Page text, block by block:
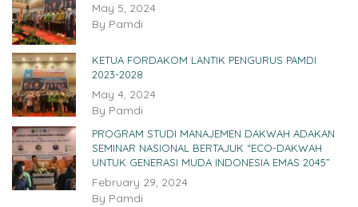
May 5, 2024
By Pamdi
KETUA FORDAKOM LANTIK PENGURUS PAMDI
2023-2028
May 4, 2024
By Pamdi
PROGRAM STUDI MANAJEMEN DAKWAH ADAKAN
SEMINAR NASIONAL BERTAJUK “ECO-DAKWAH
UNTUK GENERASI MUDA INDONESIA EMAS 2045”
February 29, 2024
By Pamdi